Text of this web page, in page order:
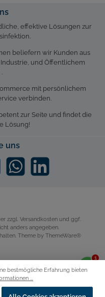
effektive Lösungen zur
beliefern wir Kunden aus
und Öffentlichem
mit persönlichem
verbinden.
zur Seite und findet die
Lösung!
uns
zzgl. Versandkosten und ggf.
anders angegeben.
Theme by ThemeWare®
bestmögliche Erfahrung bieten
...